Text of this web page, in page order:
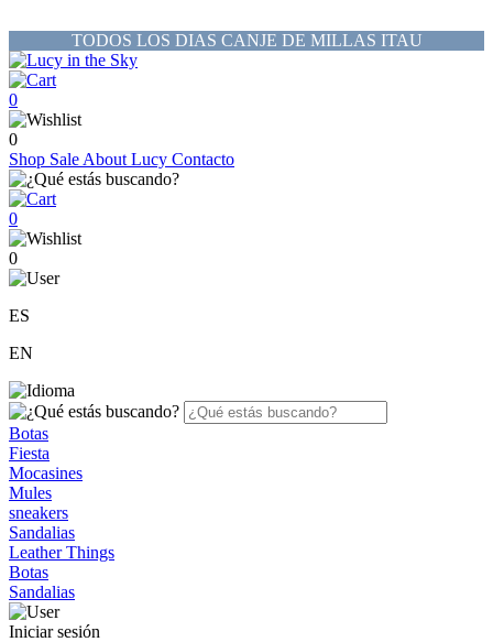
TODOS LOS DIAS CANJE DE MILLAS ITAU
0
0
Shop Sale About Lucy Contacto
0
0
ES
EN
Botas
Fiesta
Mocasines
Mules
sneakers
Sandalias
Leather Things
Botas
Sandalias
Iniciar sesión